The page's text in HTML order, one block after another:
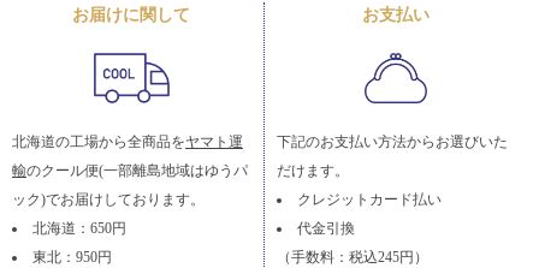
お届けに関して
北海道の工場から全商品をヤマト運
輸のクール便(一部離島地域はゆうパ
ック)でお届けしております。
北海道：650円
東北：950円
お支払い
下記のお支払い方法からお選びいた
だけます。
クレジットカード払い
代金引換
（手数料：税込245円）